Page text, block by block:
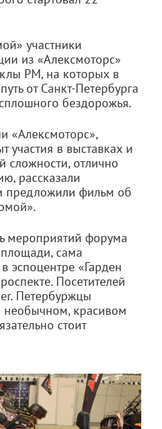
участники
из «Алексмоторс»
РМ, на которых в
от Санкт-Петербурга
бездорожья.
«Алексмоторс»,
в выставках и
сложности, отлично
рассказали
предложили фильм об
мероприятий форума
сама
эспоцентре «Гарден
Посетителей
Петербуржцы
необычном, красивом
стоит